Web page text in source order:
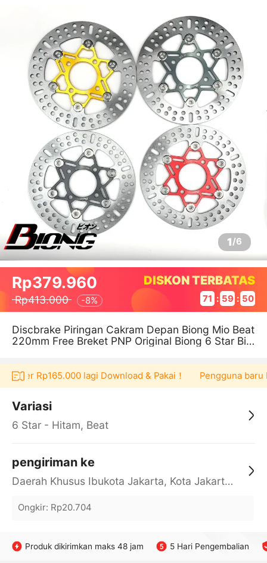
1/6
Rp379.960
Rp413.000 -8%
DISKON TERBATAS
71 : 59 : 50
Discbrake Piringan Cakram Depan Biong Mio Beat
220mm Free Breket PNP Original Biong 6 Star Bin
Rp165.000 lagi Download & Pakai！ Pengguna baru
Variasi
6 Star - Hitam, Beat
pengiriman ke
Daerah Khusus Ibukota Jakarta, Kota Jakarta Barat, Cengkareng, yy
Ongkir: Rp20.704
Produk dikirimkan maks 48 jam 5 Hari Pengembalian